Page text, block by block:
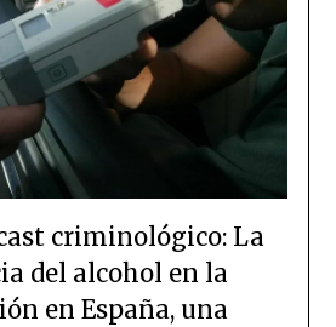
criminológico: La
del alcohol en la
en España, una